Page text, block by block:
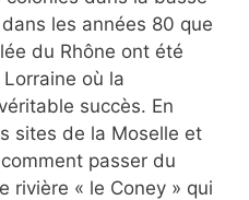
les années 80 que
du Rhône ont été
où la
succès. En
sites de la Moselle et
passer du
rivière « le Coney » qui